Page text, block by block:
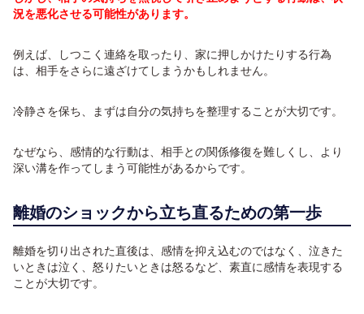
況を悪化させる可能性があります。
例えば、しつこく連絡を取ったり、家に押しかけたりする行為
は、相手をさらに遠ざけてしまうかもしれません。
冷静さを保ち、まずは自分の気持ちを整理することが大切です。
なぜなら、感情的な行動は、相手との関係修復を難しくし、より
深い溝を作ってしまう可能性があるからです。
離婚のショックから立ち直るための第一歩
離婚を切り出された直後は、感情を抑え込むのではなく、泣きた
いときは泣く、怒りたいときは怒るなど、素直に感情を表現する
ことが大切です。